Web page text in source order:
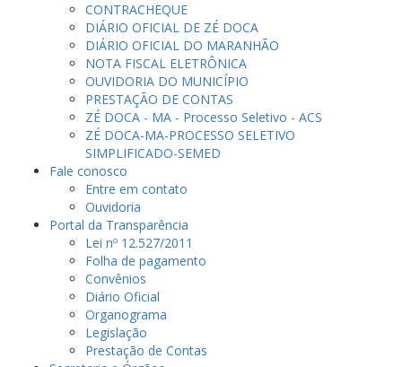
CONTRACHEQUE
DIÁRIO OFICIAL DE ZÉ DOCA
DIÁRIO OFICIAL DO MARANHÃO
NOTA FISCAL ELETRÔNICA
OUVIDORIA DO MUNICÍPIO
PRESTAÇÃO DE CONTAS
ZÉ DOCA - MA - Processo Seletivo - ACS
ZÉ DOCA-MA-PROCESSO SELETIVO
SIMPLIFICADO-SEMED
Fale conosco
Entre em contato
Ouvidoria
Portal da Transparência
Lei nº 12.527/2011
Folha de pagamento
Convênios
Diário Oficial
Organograma
Legislação
Prestação de Contas